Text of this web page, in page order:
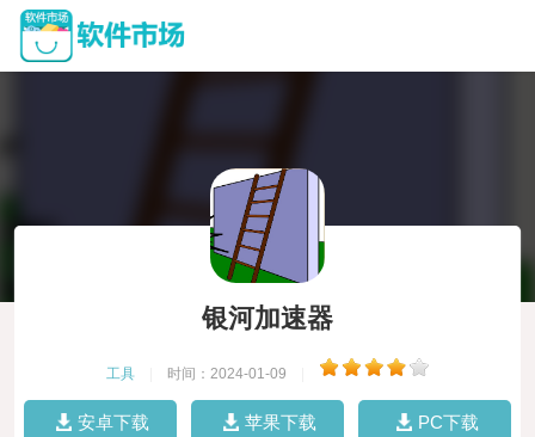
银河加速器
工具 时间：2024-01-09
安卓下载 苹果下载 PC下载